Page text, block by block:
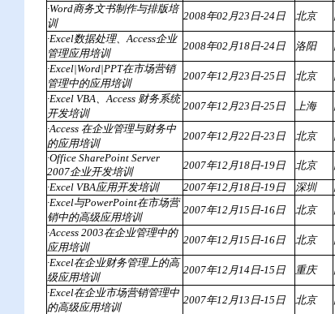
·Word商务文书制作与排版培
训
2008年02月23日-24日 北京
·Excel数据处理、Access企业
管理应用培训
2008年02月18日-24日 洛阳
·Excel|Word|PPT在市场营销
管理中的应用培训
2007年12月23日-25日 北京
·Excel VBA、Access 财务系统
开发培训
2007年12月23日-25日 上海
·Access 在企业管理与财务中
的应用培训
2007年12月22日-23日 北京
·Office SharePoint Server
2007企业开发培训
2007年12月18日-19日 北京
·Excel VBA应用开发培训
2007年12月18日-19日 深圳
·Excel与PowerPoint在市场营
销中的高级应用培训
2007年12月15日-16日 北京
·Access 2003在企业管理中的
应用培训
2007年12月15日-16日 北京
·Excel在企业财务管理上的高
级应用培训
2007年12月14日-15日 重庆
·Excel在企业市场营销管理中
的高级应用培训
2007年12月13日-15日 北京